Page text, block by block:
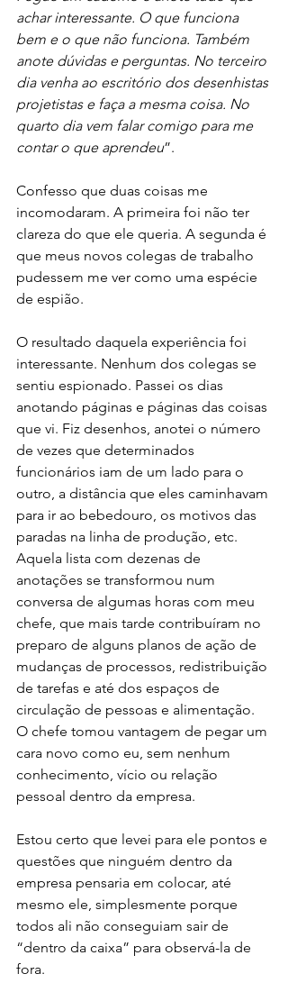
achar interessante. O que funciona
bem e o que não funciona. Também
anote dúvidas e perguntas. No terceiro
dia venha ao escritório dos desenhistas
projetistas e faça a mesma coisa. No
quarto dia vem falar comigo para me
contar o que aprendeu”.
Confesso que duas coisas me
incomodaram. A primeira foi não ter
clareza do que ele queria. A segunda é
que meus novos colegas de trabalho
pudessem me ver como uma espécie
de espião.
O resultado daquela experiência foi
interessante. Nenhum dos colegas se
sentiu espionado. Passei os dias
anotando páginas e páginas das coisas
que vi. Fiz desenhos, anotei o número
de vezes que determinados
funcionários iam de um lado para o
outro, a distância que eles caminhavam
para ir ao bebedouro, os motivos das
paradas na linha de produção, etc.
Aquela lista com dezenas de
anotações se transformou num
conversa de algumas horas com meu
chefe, que mais tarde contribuíram no
preparo de alguns planos de ação de
mudanças de processos, redistribuição
de tarefas e até dos espaços de
circulação de pessoas e alimentação.
O chefe tomou vantagem de pegar um
cara novo como eu, sem nenhum
conhecimento, vício ou relação
pessoal dentro da empresa.
Estou certo que levei para ele pontos e
questões que ninguém dentro da
empresa pensaria em colocar, até
mesmo ele, simplesmente porque
todos ali não conseguiam sair de
“dentro da caixa” para observá-la de
fora.